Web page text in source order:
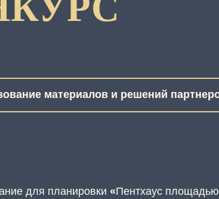
материалов и решений
для планировки «Пентхаус